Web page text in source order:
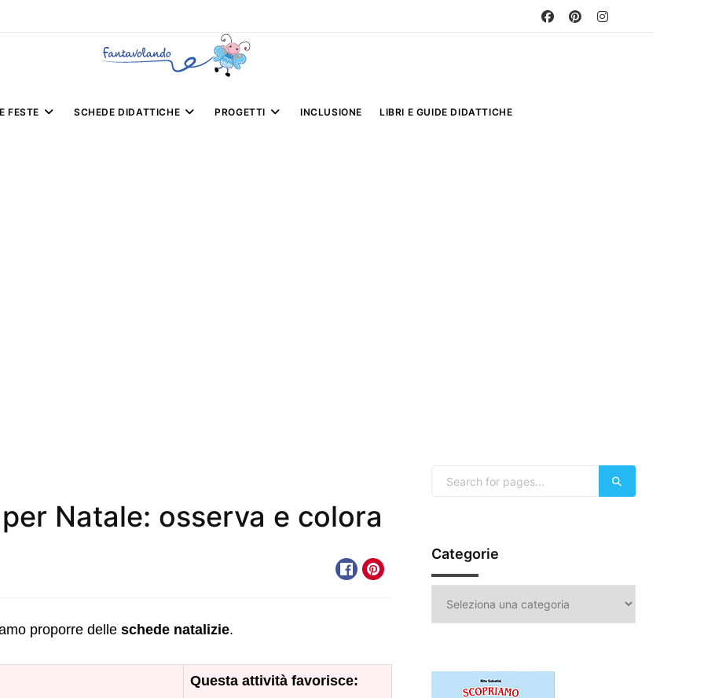
FESTE SCHEDE DIDATTICHE PROGETTI INCLUSIONE LIBRI E GUIDE DIDATTICHE
Natale: osserva e colora
proporre delle schede natalizie.
Questa attività favorisce:
Categorie